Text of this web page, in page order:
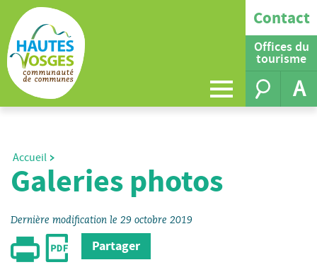
Contact
Offices du
tourisme
A
Accueil
Galeries photos
Dernière modification le 29 octobre 2019
Partager